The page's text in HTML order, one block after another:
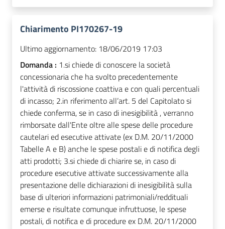
Chiarimento PI170267-19
Ultimo aggiornamento: 18/06/2019 17:03
Domanda : 1.si chiede di conoscere la società
concessionaria che ha svolto precedentemente
l'attività di riscossione coattiva e con quali percentuali
di incasso; 2.in riferimento all’art. 5 del Capitolato si
chiede conferma, se in caso di inesigibilità , verranno
rimborsate dall'Ente oltre alle spese delle procedure
cautelari ed esecutive attivate (ex D.M. 20/11/2000
Tabelle A e B) anche le spese postali e di notifica degli
atti prodotti; 3.si chiede di chiarire se, in caso di
procedure esecutive attivate successivamente alla
presentazione delle dichiarazioni di inesigibilità sulla
base di ulteriori informazioni patrimoniali/reddituali
emerse e risultate comunque infruttuose, le spese
postali, di notifica e di procedure ex D.M. 20/11/2000